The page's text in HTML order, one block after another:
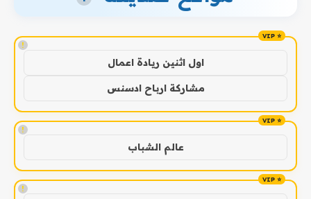
!
اول اثنين ريادة اعمال
مشاركة ارباح ادسنس
!
عالم الشباب
!